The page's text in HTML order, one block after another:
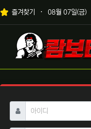
상단 네비
즐겨찾기 08월 07일(금)
메인 메뉴
로고
아이디 필수